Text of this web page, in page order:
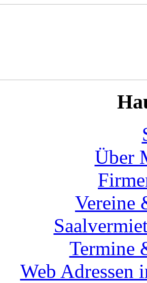
Über
Vereine
Termine
Web Adressen